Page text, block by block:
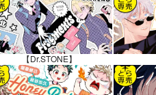
【Dr.STONE】